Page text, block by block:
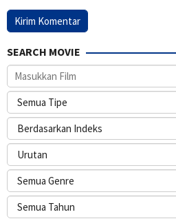
SEARCH MOVIE